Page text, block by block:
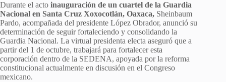
Durante el acto inauguración de un cuartel de la Guardia
Nacional en Santa Cruz Xoxocotlán, Oaxaca, Sheinbaum
Pardo, acompañada del presidente López Obrador, anunció su
determinación de seguir fortaleciendo y consolidando la
Guardia Nacional. La virtual presidenta electa aseguró que a
partir del 1 de octubre, trabajará para fortalecer esta
corporación dentro de la SEDENA, apoyada por la reforma
constitucional actualmente en discusión en el Congreso
mexicano.